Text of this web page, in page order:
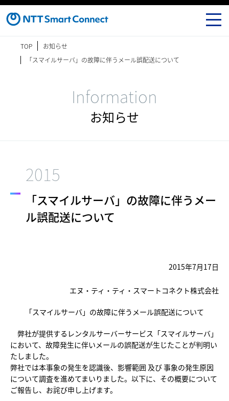
TOP
お知らせ
「スマイルサーバ」の故障に伴うメール誤配送について
Information
お知らせ
2015
「スマイルサーバ」の故障に伴うメー
ル誤配送について
2015年7月17日
エヌ・ティ・ティ・スマートコネクト株式会社
「スマイルサーバ」の故障に伴うメール誤配送について
弊社が提供するレンタルサーバーサービス「スマイルサーバ」
において、故障発生に伴いメールの誤配送が生じたことが判明い
たしました。
弊社では本事象の発生を認識後、影響範囲 及び 事象の発生原因
について調査を進めてまいりました。以下に、その概要について
ご報告し、お詫び申し上げます。